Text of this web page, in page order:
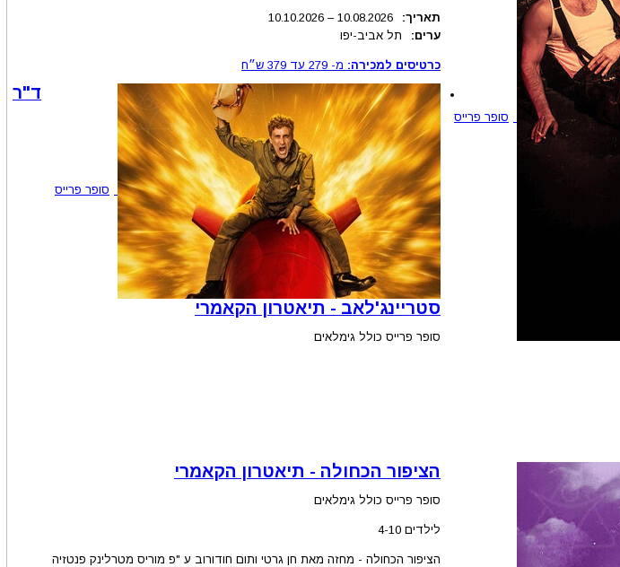
סופר פרייס
תאריך: 10.08.2026
–
10.10.2026
ערים:
תל אביב-יפו
כרטיסים למכירה: מ- 279 עד 379 ש״ח
סופר פרייס
ד"ר
סטריינג'לאב - תיאטרון הקאמרי
סופר פרייס כולל גימלאים
הציפור הכחולה - תיאטרון הקאמרי
סופר פרייס כולל גימלאים
לילדים 4-10
הציפור הכחולה - מחזה מאת חן גרטי ותום חודורוב ע "פ מוריס מטרלינק פנטזיה